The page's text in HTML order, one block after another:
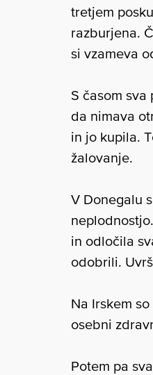
tretjem
razburjena.
si vzameva
S časom
da nimava
in jo kupila.
žalovanje.
V Donegalu
in odločila
odobrili.
Na Irskem
osebni
Potem pa